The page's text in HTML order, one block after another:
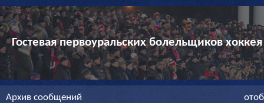
Гостевая первоуральских болельщиков
Архив сообщений